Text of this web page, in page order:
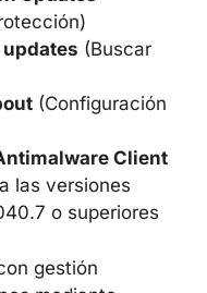
Security
contra virus y
Updates
updates(Buscar